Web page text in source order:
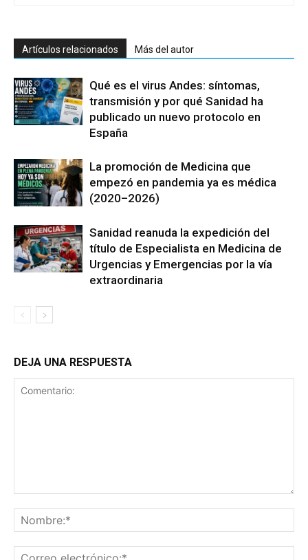
Artículos relacionados Más del autor
Qué es el virus Andes: síntomas,
transmisión y por qué Sanidad ha
publicado un nuevo protocolo en
España
La promoción de Medicina que
empezó en pandemia ya es médica
(2020–2026)
Sanidad reanuda la expedición del
título de Especialista en Medicina de
Urgencias y Emergencias por la vía
extraordinaria
DEJA UNA RESPUESTA